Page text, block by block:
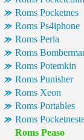
Roms Pocketnes
Roms Ps4iphone
Roms Perla
Roms
Roms Potemkin
Roms Punisher
Roms Xeon
Roms Portables
Roms
Roms Peaso